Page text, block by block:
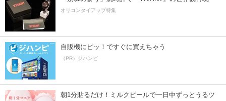
オリコンタイアップ特集
自販機にピッ！ですぐに買えちゃう
（PR）ジハンピ
朝1分貼るだけ！ミルクピールで一日中ずっとうるツ